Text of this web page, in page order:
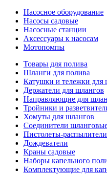
Насосное оборудование
Насосы садовые
Насосные станции
Аксессуары к насосам
Мотопомпы
Товары для полива
Шланги для полива
Катушки и тележки для
Держатели для шлангов
Направляющие для
Тройники и
Хомуты для шлангов
Соединители
Пистолеты-распылители
Дождеватели
Краны садовые
Наборы капельного
Комплектующие для